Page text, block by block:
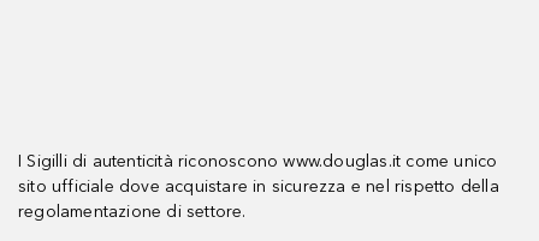
I Sigilli di autenticità riconoscono www.douglas.it come unico
sito ufficiale dove acquistare in sicurezza e nel rispetto della
regolamentazione di settore.